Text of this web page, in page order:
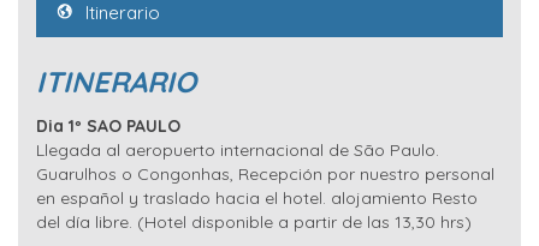
Itinerario
ITINERARIO
Dia 1º SAO PAULO
Llegada al aeropuerto internacional de São Paulo.
Guarulhos o Congonhas, Recepción por nuestro personal
en español y traslado hacia el hotel. alojamiento Resto
del día libre. (Hotel disponible a partir de las 13,30 hrs)